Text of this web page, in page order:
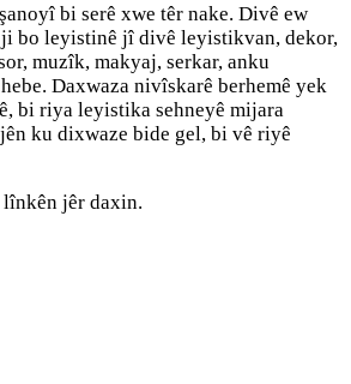
bi serê xwe têr nake. Divê ew
bo leyistinê jî divê leyistikvan, dekor,
muzîk, makyaj, serkar, anku
Daxwaza nivîskarê berhemê yek
bi riya leyistika sehneyê mijara
ku dixwaze bide gel, bi vê riyê
jêr daxin.